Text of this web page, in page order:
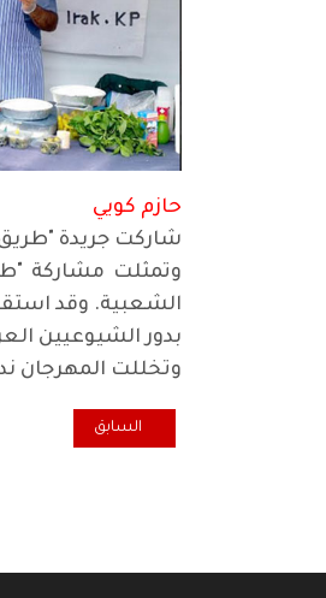
حازم كويي
شاركت جريدة
وتمثلت مشاركة
الشعبية. وقد
بدور الشيوعيين
وتخللت المهرجان
المقال السابق: علي
السابق